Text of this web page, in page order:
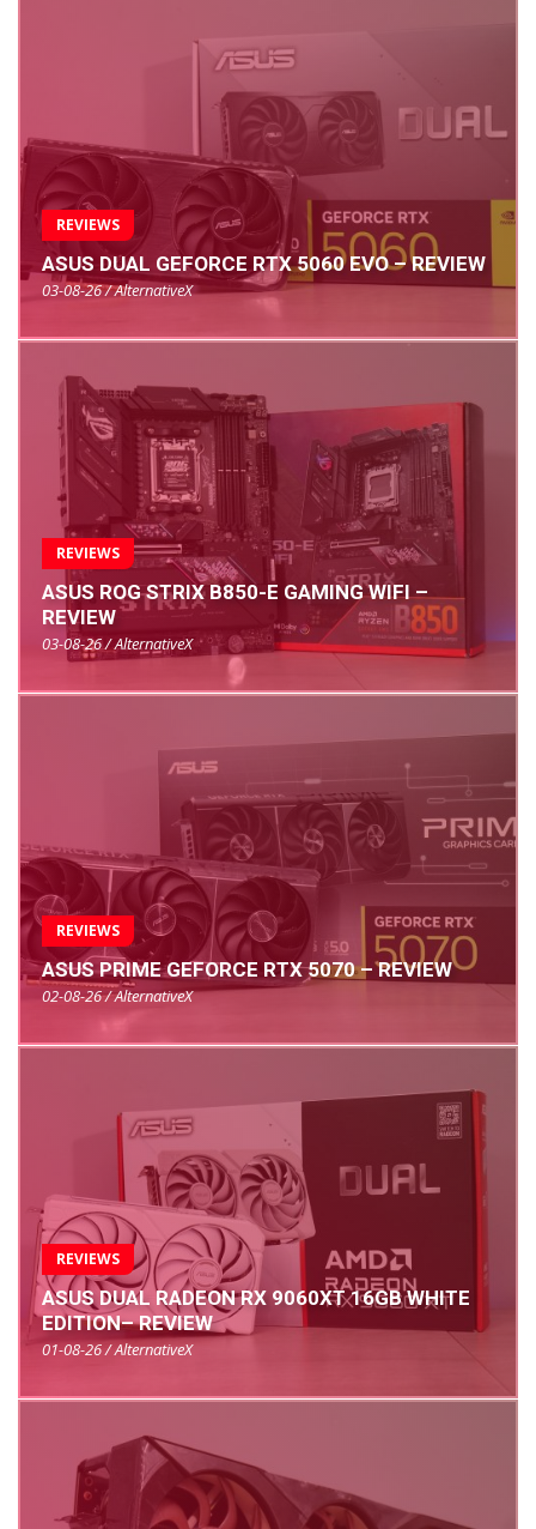
REVIEWS
ASUS DUAL GEFORCE RTX 5060 EVO – REVIEW
03-08-26 / AlternativeX
REVIEWS
ASUS ROG STRIX B850-E GAMING WIFI –
REVIEW
03-08-26 / AlternativeX
REVIEWS
ASUS PRIME GEFORCE RTX 5070 – REVIEW
02-08-26 / AlternativeX
REVIEWS
ASUS DUAL RADEON RX 9060XT 16GB WHITE
EDITION– REVIEW
01-08-26 / AlternativeX